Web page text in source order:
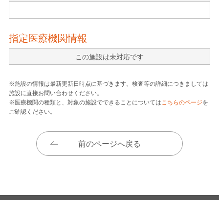
指定医療機関情報
この施設は未対応です
※施設の情報は最新更新日時点に基づきます。検査等の詳細につきましては
施設に直接お問い合わせください。
※医療機関の種類と、対象の施設でできることについてはこちらのページを
ご確認ください。
前のページへ戻る